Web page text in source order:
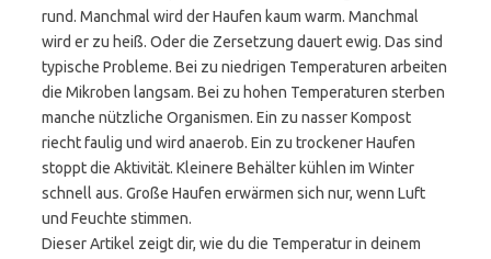
rund. Manchmal wird der Haufen kaum warm. Manchmal
wird er zu heiß. Oder die Zersetzung dauert ewig. Das sind
typische Probleme. Bei zu niedrigen Temperaturen arbeiten
die Mikroben langsam. Bei zu hohen Temperaturen sterben
manche nützliche Organismen. Ein zu nasser Kompost
riecht faulig und wird anaerob. Ein zu trockener Haufen
stoppt die Aktivität. Kleinere Behälter kühlen im Winter
schnell aus. Große Haufen erwärmen sich nur, wenn Luft
und Feuchte stimmen.
Dieser Artikel zeigt dir, wie du die Temperatur in deinem